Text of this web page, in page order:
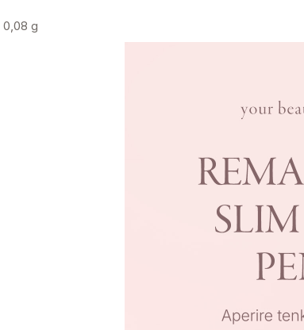
0,08 g